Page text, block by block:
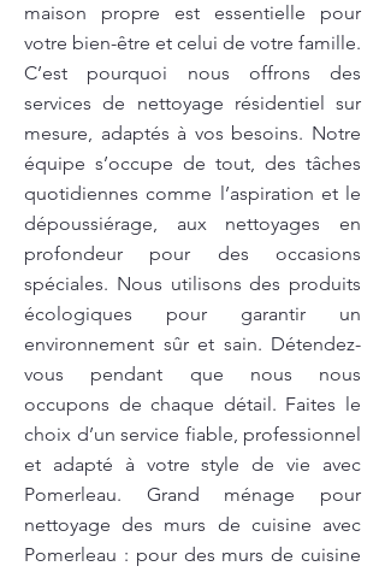
maison propre est essentielle pour
votre bien-être et celui de votre famille.
C’est pourquoi nous offrons des
services de nettoyage résidentiel sur
mesure, adaptés à vos besoins. Notre
équipe s’occupe de tout, des tâches
quotidiennes comme l’aspiration et le
dépoussiérage, aux nettoyages en
profondeur pour des occasions
spéciales. Nous utilisons des produits
écologiques pour garantir un
environnement sûr et sain. Détendez-
vous pendant que nous nous
occupons de chaque détail. Faites le
choix d’un service fiable, professionnel
et adapté à votre style de vie avec
Pomerleau. Grand ménage pour
nettoyage des murs de cuisine avec
Pomerleau : pour des murs de cuisine